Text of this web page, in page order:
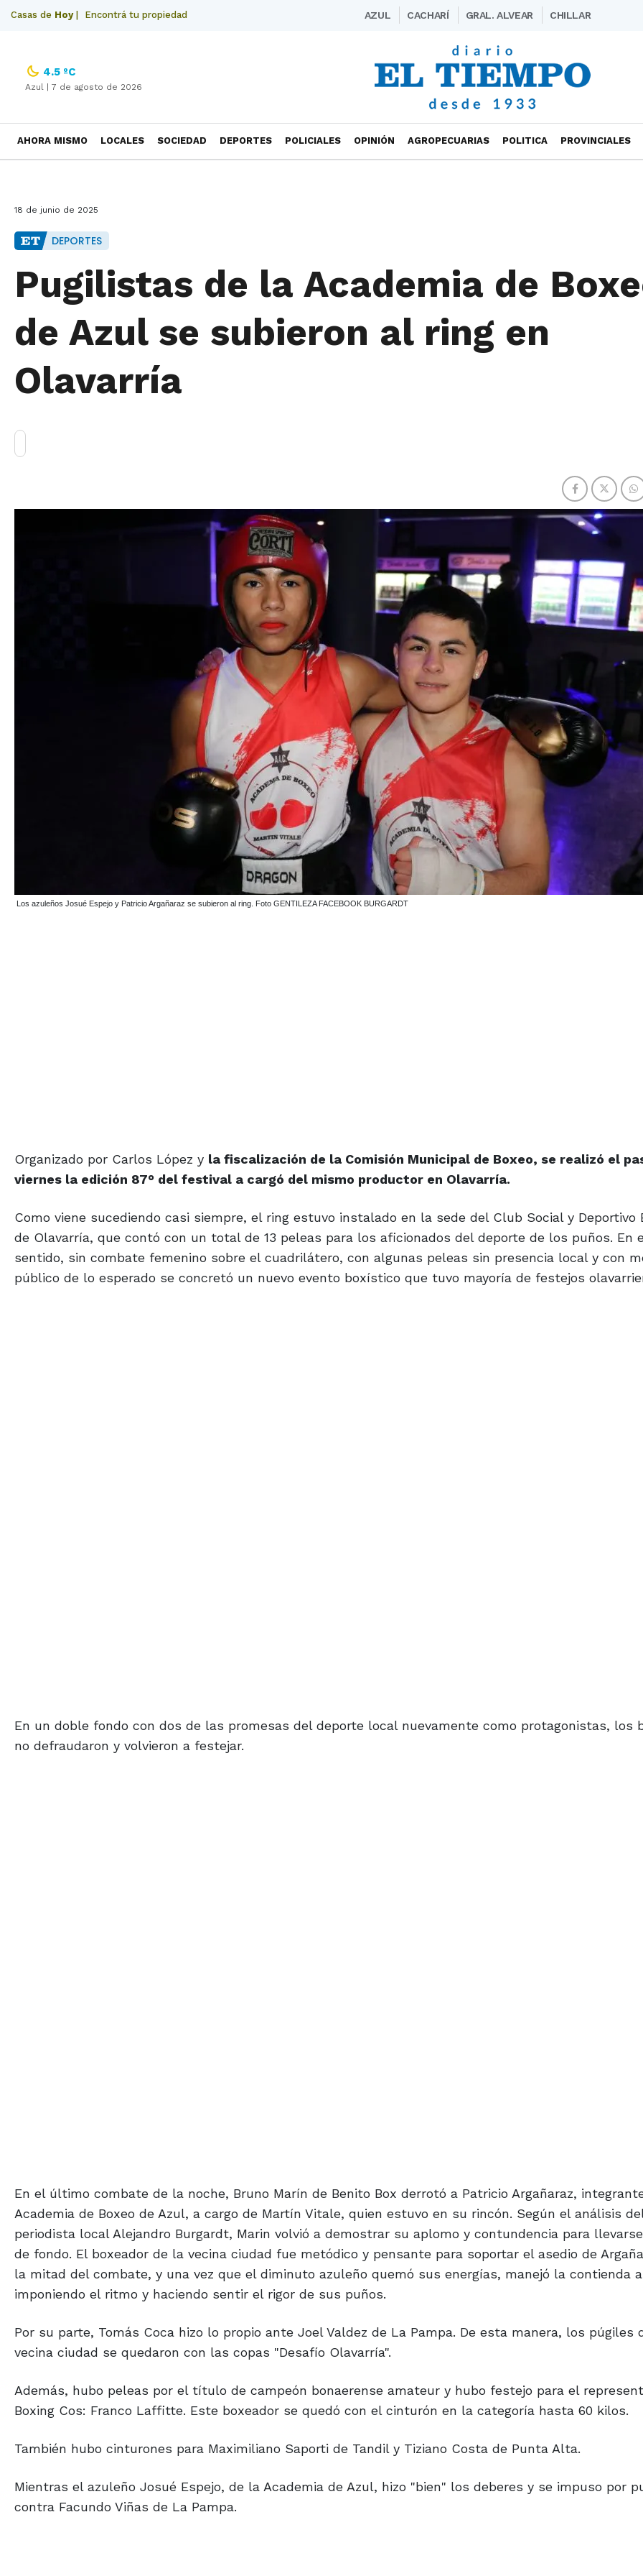
Casas de Hoy| Encontrá tu propiedad AZUL CACHARÍ GRAL. ALVEAR CHILLAR
4.5 ºC
Azul | 7 de agosto de 2026
AHORA MISMO LOCALES SOCIEDAD DEPORTES POLICIALES OPINIÓN AGROPECUARIAS POLITICA PROVINCIALES
18 de junio de 2025
DEPORTES
Pugilistas de la Academia de
de Azul se subieron al ring en
Olavarría
Los azuleños Josué Espejo y Patricio Argañaraz se subieron al ring. Foto GENTILEZA FACEBOOK BURGARDT
Organizado por Carlos López y la fiscalización de la Comisión Municipal de Boxeo, se realizó el
viernes la edición 87° del festival a cargó del mismo productor en Olavarría.
Como viene sucediendo casi siempre, el ring estuvo instalado en la sede del Club Social y Deportivo
de Olavarría, que contó con un total de 13 peleas para los aficionados del deporte de los puños. En
sentido, sin combate femenino sobre el cuadrilátero, con algunas peleas sin presencia local y con
público de lo esperado se concretó un nuevo evento boxístico que tuvo mayoría de festejos
En un doble fondo con dos de las promesas del deporte local nuevamente como protagonistas, los
no defraudaron y volvieron a festejar.
En el último combate de la noche, Bruno Marín de Benito Box derrotó a Patricio Argañaraz,
Academia de Boxeo de Azul, a cargo de Martín Vitale, quien estuvo en su rincón. Según el análisis
periodista local Alejandro Burgardt, Marin volvió a demostrar su aplomo y contundencia para
de fondo. El boxeador de la vecina ciudad fue metódico y pensante para soportar el asedio de
la mitad del combate, y una vez que el diminuto azuleño quemó sus energías, manejó la contienda
imponiendo el ritmo y haciendo sentir el rigor de sus puños.
Por su parte, Tomás Coca hizo lo propio ante Joel Valdez de La Pampa. De esta manera, los púgiles
vecina ciudad se quedaron con las copas "Desafío Olavarría".
Además, hubo peleas por el título de campeón bonaerense amateur y hubo festejo para el
Boxing Cos: Franco Laffitte. Este boxeador se quedó con el cinturón en la categoría hasta 60 kilos.
También hubo cinturones para Maximiliano Saporti de Tandil y Tiziano Costa de Punta Alta.
Mientras el azuleño Josué Espejo, de la Academia de Azul, hizo "bien" los deberes y se impuso por
contra Facundo Viñas de La Pampa.